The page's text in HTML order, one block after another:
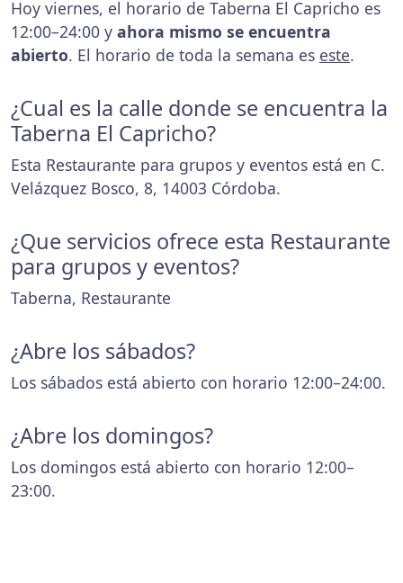
Hoy viernes, el horario de Taberna El Capricho es
12:00–24:00 y ahora mismo se encuentra
abierto. El horario de toda la semana es este.
¿Cual es la calle donde se encuentra la
Taberna El Capricho?
Esta Restaurante para grupos y eventos está en C.
Velázquez Bosco, 8, 14003 Córdoba.
¿Que servicios ofrece esta Restaurante
para grupos y eventos?
Taberna, Restaurante
¿Abre los sábados?
Los sábados está abierto con horario 12:00–24:00.
¿Abre los domingos?
Los domingos está abierto con horario 12:00–
23:00.